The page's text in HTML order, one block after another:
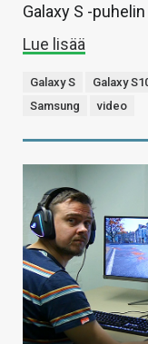
Galaxy S -
Lue lisää
Galaxy S Galaxy
Samsung
video